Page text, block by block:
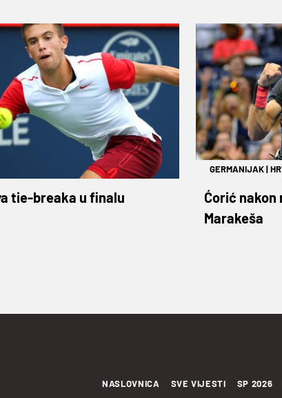
tie-breaka u finalu
GERMANIJAK|
Ćorić
Marakeša
NASLOVNICA SVE VIJESTI SP 2026